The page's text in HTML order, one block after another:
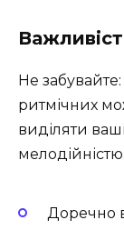
Не
ритмічних
виділяти
мелодійністю.
Доречно